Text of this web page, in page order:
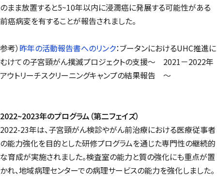
のまま放置すると5~10年以内に浸潤癌に発展する可能性がある
前癌病変を有することが報告されました。
参考） 昨年の活動報告書へのリンク：ブータンにおけるUHC推進に
むけての子宮頸がん撲滅プロジェクトの支援～ 2021－2022年
アウトリーチスクリーニングキャンプの結果報告 ～
2022~2023年のプログラム（第二フェイズ）
2022-23年は、子宮頸がん検診やがん前治療における医療従事者
の能力強化を目的とした研修プログラムを通じた専門性の継続的
な育成が実施されました。検査室の能力と質の強化にも重点が置
かれ、地域病理センターでの病理サービスの能力を強化しました。